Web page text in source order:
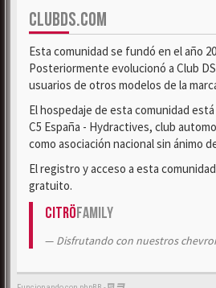
CLUBDS.COM
Esta comunidad se fundó en el año
Posteriormente evolucionó a Club
usuarios de otros modelos de la
El hospedaje de esta comunidad
C5 España - Hydractives, club
como asociación nacional sin ánimo
El registro y acceso a esta
gratuito.
CitröFamily
Disfrutando con nuestros